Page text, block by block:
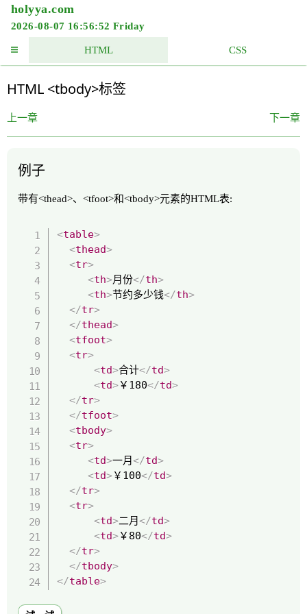
holyya.com
2026-08-07 16:56:52 Friday
HTML CSS
HTML <tbody>标签
上一章 下一章
例子
带有<thead>、<tfoot>和<tbody>元素的HTML表:
<table>
<thead>
<tr>
<th>月份</th>
<th>节约多少钱</th>
</tr>
</thead>
<tfoot>
<tr>
<td>合计</td>
<td>￥180</td>
</tr>
</tfoot>
<tbody>
<tr>
<td>一月</td>
<td>￥100</td>
</tr>
<tr>
<td>二月</td>
<td>￥80</td>
</tr>
</tbody>
</table>